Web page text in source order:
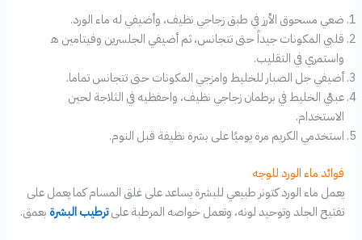
ضعي مسحوق الأرز في طبق زجاجي نظيف، وأضيفي له ماء الورد.
قلبي المكونات جيداً حتى تتجانس، ثم أضيفي الجلسرين وفيتامين ه‍
واستمري في التقليب.
أضيفي جل الصبار للخليط وامزجي المكونات حتى تتجانس تماما.
عبئي الخليط في برطمان زجاجي نظيف، واحفظيه في الثلاجة لحين
الاستخدام.
استخدمي الكريم مرة يوميًا على بشرة نظيفة قبل النوم.
فوائد ماء الورد للوجه
يعمل ماء الورد كتونر طبيعي للبشرة يساعد على غلق المسام كما يعمل على
تفتيح الجلد وتوحيد لونه، وتعمل خواصه المرطبة علىترطيب البشرة بعمق.